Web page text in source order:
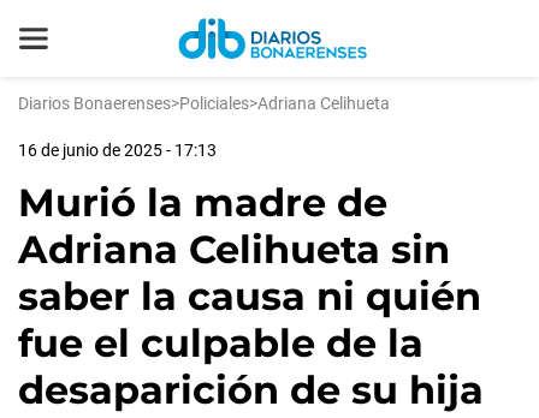
Diarios Bonaerenses>Policiales>Adriana Celihueta
16 de junio de 2025 - 17:13
Murió la madre de
Adriana Celihueta sin
saber la causa ni quién
fue el culpable de la
desaparición de su hija